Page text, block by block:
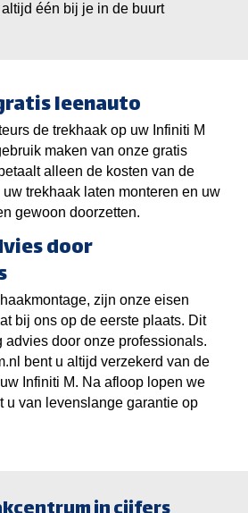
één bij je in de buurt
leenauto
de trekhaak op uw Infiniti M
maken van onze gratis
alleen de kosten van de
uw trekhaak laten monteren en uw
gewoon doorzetten.
door
zijn onze eisen
bij ons op de eerste plaats. Dit
advies door onze professionals.
bent u altijd verzekerd van de
Infiniti M. Na afloop lopen we
u van levenslange garantie op